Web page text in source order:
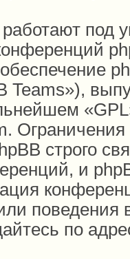
под
Teams»),
.
строго
и
по